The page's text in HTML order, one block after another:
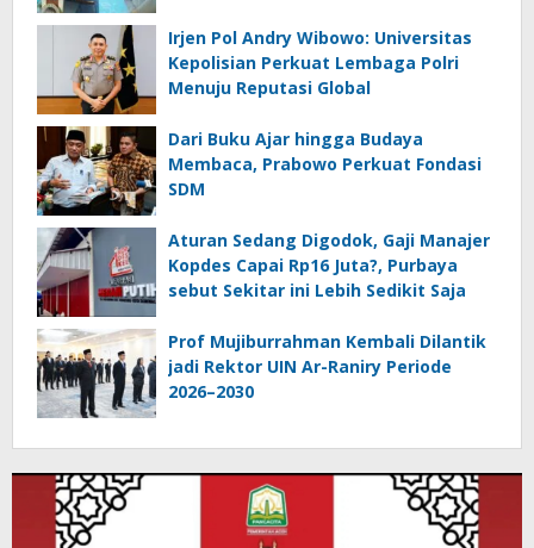
Irjen Pol Andry Wibowo: Universitas
Kepolisian Perkuat Lembaga Polri
Menuju Reputasi Global
Dari Buku Ajar hingga Budaya
Membaca, Prabowo Perkuat Fondasi
SDM
Aturan Sedang Digodok, Gaji Manajer
Kopdes Capai Rp16 Juta?, Purbaya
sebut Sekitar ini Lebih Sedikit Saja
Prof Mujiburrahman Kembali Dilantik
jadi Rektor UIN Ar-Raniry Periode
2026–2030